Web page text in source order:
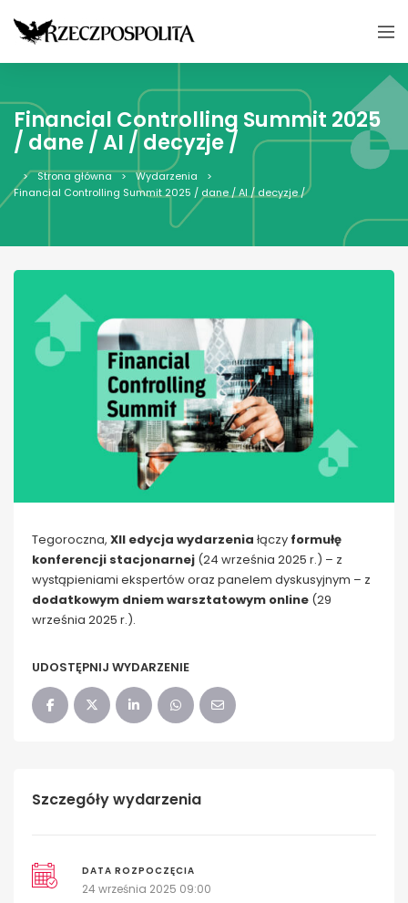
Financial Controlling Summit 2025
/ dane / AI / decyzje /
Strona główna
Wydarzenia
Financial Controlling Summit 2025 / dane / AI / decyzje /
Tegoroczna, XII edycja wydarzenia łączy formułę
konferencji stacjonarnej (24 września 2025 r.) – z
wystąpieniami ekspertów oraz panelem dyskusyjnym – z
dodatkowym dniem warsztatowym online (29
września 2025 r.).
UDOSTĘPNIJ WYDARZENIE
Szczegóły wydarzenia
DATA ROZPOCZĘCIA
24 września 2025 09:00